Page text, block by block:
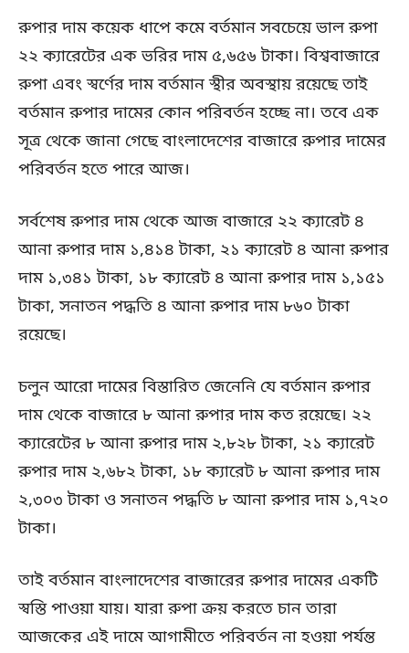
রুপার দাম কয়েক ধাপে কমে বর্তমান সবচেয়ে ভাল রুপা
২২ ক্যারেটের এক ভরির দাম ৫,৬৫৬ টাকা। বিশ্ববাজারে
রুপা এবং স্বর্ণের দাম বর্তমান স্থীর অবস্থায় রয়েছে তাই
বর্তমান রুপার দামের কোন পরিবর্তন হচ্ছে না। তবে এক
সূত্র থেকে জানা গেছে বাংলাদেশের বাজারে রুপার দামের
পরিবর্তন হতে পারে আজ।
সর্বশেষ রুপার দাম থেকে আজ বাজারে ২২ ক্যারেট ৪
আনা রুপার দাম ১,৪১৪ টাকা, ২১ ক্যারেট ৪ আনা রুপার
দাম ১,৩৪১ টাকা, ১৮ ক্যারেট ৪ আনা রুপার দাম ১,১৫১
টাকা, সনাতন পদ্ধতি ৪ আনা রুপার দাম ৮৬০ টাকা
রয়েছে।
চলুন আরো দামের বিস্তারিত জেনেনি যে বর্তমান রুপার
দাম থেকে বাজারে ৮ আনা রুপার দাম কত রয়েছে। ২২
ক্যারেটের ৮ আনা রুপার দাম ২,৮২৮ টাকা, ২১ ক্যারেট
রুপার দাম ২,৬৮২ টাকা, ১৮ ক্যারেট ৮ আনা রুপার দাম
২,৩০৩ টাকা ও সনাতন পদ্ধতি ৮ আনা রুপার দাম ১,৭২০
টাকা।
তাই বর্তমান বাংলাদেশের বাজারের রুপার দামের একটি
স্বস্তি পাওয়া যায়। যারা রুপা ক্রয় করতে চান তারা
আজকের এই দামে আগামীতে পরিবর্তন না হওয়া পর্যন্ত